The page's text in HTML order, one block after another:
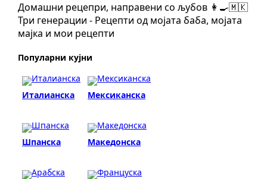
Домашни рецепри, направени со љубов 👩‍🍳🇲🇰
Три генерации - Рецепти од мојата баба, мојата
мајка и мои рецепти
Популарни кујни
Италианска Мексиканска
Шпанска Македонска